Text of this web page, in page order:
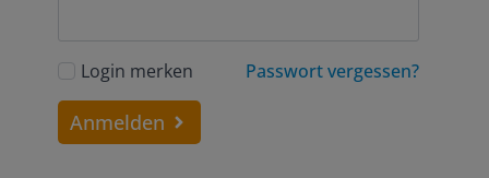
Login merken Passwort vergessen?
Anmelden